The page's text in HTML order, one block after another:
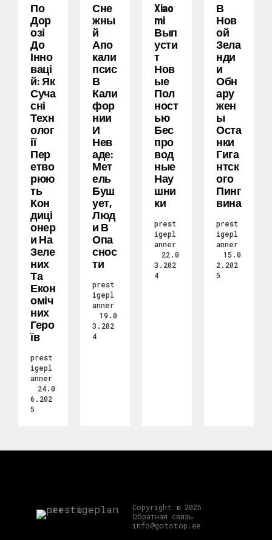
По
Дор
Озі
До
Інно
Ваці
Й: Як
Суча
Сні
Техн
Олог
Ії
Пер
Етво
Рюю
Ть
Кон
Диці
Онер
И На
Зеле
Них
Та
Екон
Оміч
Них
Геро
Їв
prest
igepl
anner
24.0
6.202
5
Сне
Жны
Й
Апо
Кали
Псис
В
Кали
Фор
Нии
И
Нев
Аде:
Мет
Ель
Буш
Ует,
Люд
И В
Опа
Снос
Ти
prest
igepl
anner
19.0
3.202
4
Xiao
Mi
Вып
Усти
Т
Нов
Ые
Пол
Ност
Ью
Бес
Про
Вод
Ные
Нау
Шни
Ки
prest
igepl
anner
22.0
3.202
4
В
Нов
Ой
Зела
Нди
И
Обн
Ару
Жен
Ы
Оста
Нки
Гига
Нтск
Ого
Пинг
Вина
prest
igepl
anner
15.0
2.202
5
Copyright © 2025
Обратная связь
info@gototop.ee